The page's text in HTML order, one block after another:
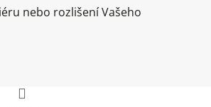
nebo rozlišení Vašeho